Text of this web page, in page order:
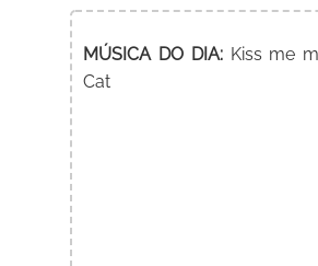
MÚSICA DO DIA:Kiss me
Cat